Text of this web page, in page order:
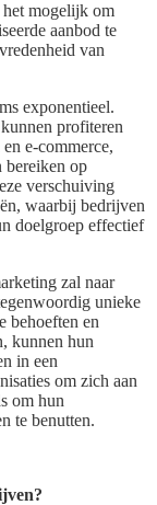
het mogelijk om
aanbod te
van
exponentieel.
profiteren
e-commerce,
bereiken op
verschuiving
waarbij bedrijven
doelgroep effectief
zal naar
unieke
behoeften en
kunnen hun
in een
om zich aan
om hun
te benutten.